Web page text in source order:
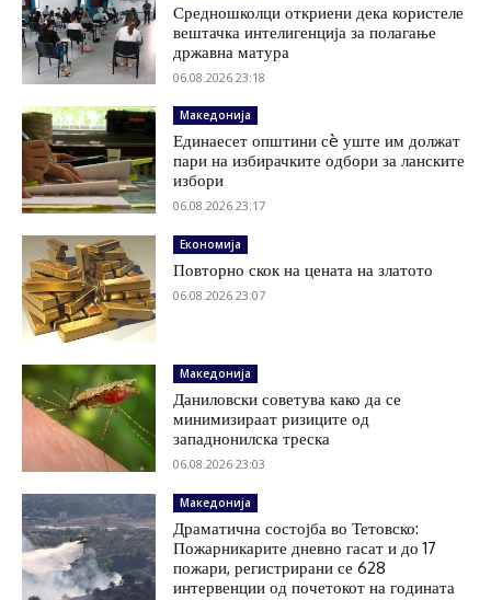
Средношколци откриени дека користеле
вештачка интелигенција за полагање
државна матура
06.08.2026 23:18
Македонија
Единаесет општини сè уште им должат
пари на избирачките одбори за ланските
избори
06.08.2026 23:17
Економија
Повторно скок на цената на златото
06.08.2026 23:07
Македонија
Даниловски советува како да се
минимизираат ризиците од
западнонилска треска
06.08.2026 23:03
Македонија
Драматична состојба во Тетовско:
Пожарникарите дневно гасат и до 17
пожари, регистрирани се 628
интервенции од почетокот на годината